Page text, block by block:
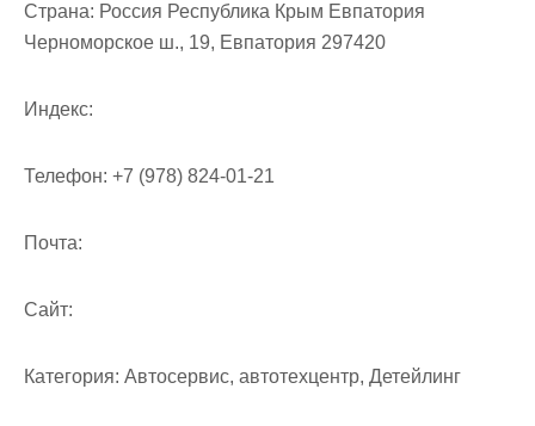
Страна: Россия Республика Крым Евпатория
Черноморское ш., 19, Евпатория 297420
Индекс:
Телефон: +7 (978) 824-01-21
Почта:
Cайт:
Категория: Автосервис, автотехцентр, Детейлинг